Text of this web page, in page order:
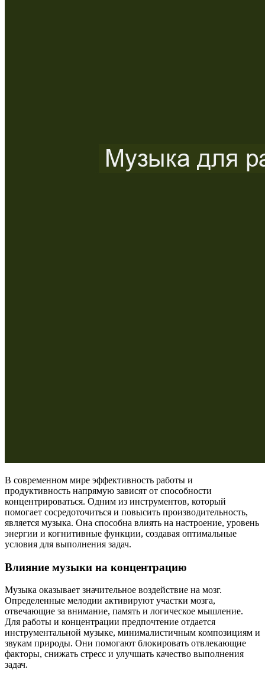
В современном мире эффективность работы и
продуктивность напрямую зависят от способности
концентрироваться. Одним из инструментов, который
помогает сосредоточиться и повысить производительность,
является музыка. Она способна влиять на настроение, уровень
энергии и когнитивные функции, создавая оптимальные
условия для выполнения задач.
Влияние музыки на концентрацию
Музыка оказывает значительное воздействие на мозг.
Определенные мелодии активируют участки мозга,
отвечающие за внимание, память и логическое мышление.
Для работы и концентрации предпочтение отдается
инструментальной музыке, минималистичным композициям и
звукам природы. Они помогают блокировать отвлекающие
факторы, снижать стресс и улучшать качество выполнения
задач.